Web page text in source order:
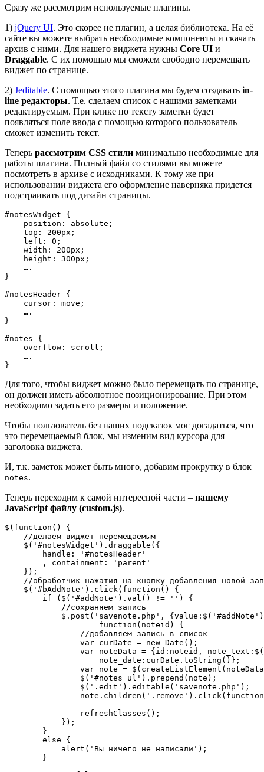
Сразу же рассмотрим используемые плагины.
1) jQuery UI. Это скорее не плагин, а целая библиотека. На её
сайте вы можете выбрать необходимые компоненты и скачать
архив с ними. Для нашего виджета нужны Core UI и
Draggable. С их помощью мы сможем свободно перемещать
виджет по странице.
2) Jeditable. С помощью этого плагина мы будем создавать in-
line редакторы. Т.е. сделаем список с нашими заметками
редактируемым. При клике по тексту заметки будет
появляться поле ввода с помощью которого пользователь
сможет изменить текст.
Теперь рассмотрим CSS стили минимально необходимые для
работы плагина. Полный файл со стилями вы можете
посмотреть в архиве с исходниками. К тому же при
использовании виджета его оформление наверняка придется
подстраивать под дизайн страницы.
#notesWidget {
    position: absolute;
    top: 200px;
    left: 0;
    width: 200px;
    height: 300px;
    ….
}
#notesHeader {
    cursor: move;
    ….
}
#notes {
    overflow: scroll;
    ….
}
Для того, чтобы виджет можно было перемещать по странице,
он должен иметь абсолютное позиционирование. При этом
необходимо задать его размеры и положение.
Чтобы пользователь без наших подсказок мог догадаться, что
это перемещаемый блок, мы изменим вид курсора для
заголовка виджета.
И, т.к. заметок может быть много, добавим прокрутку в блок
notes.
Теперь переходим к самой интересной части – нашему
JavaScript файлу (custom.js).
$(function() {
    //делаем виджет перемещаемым
    $('#notesWidget').draggable({
        handle: '#notesHeader'
        , containment: 'parent'
    });
//обработчик нажатия на кнопку добавления новой
    $('#bAddNote').click(function() {
        if ($('#addNote').val() != '') {
            //сохраняем запись
$.post('savenote.php',
                    function(noteid) {
                //добавляем запись в список
                var curDate = new Date();
var noteData = {id:noteid,
                    note_date:curDate.toString()};
var note =
                $('#notes ul').prepend(note);
                $('.edit').editable('savenote.php');
                refreshClasses();
            });
        }
        else {
            alert('Вы ничего не написали');
        }